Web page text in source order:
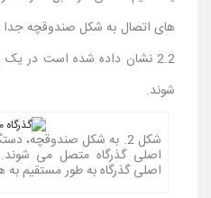
های اتصال به شکل صندوقچه جدا
2.2 نشان داده شده است در یک
شوند.
شکل 2. به شکل صندوقچه،
اصلی گذرگاه متصل می شوند.
اصلی گذرگاه به طور مستقیم